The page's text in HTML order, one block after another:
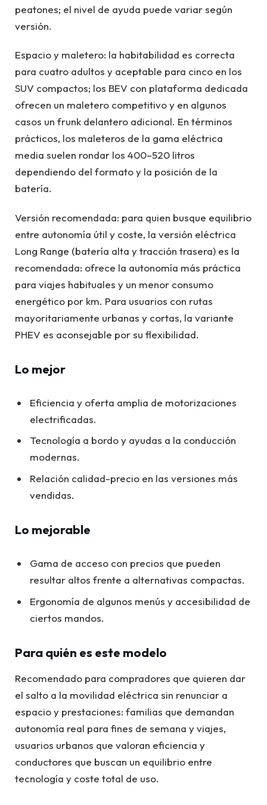
peatones; el nivel de ayuda puede variar según
versión.
Espacio y maletero: la habitabilidad es correcta
para cuatro adultos y aceptable para cinco en los
SUV compactos; los BEV con plataforma dedicada
ofrecen un maletero competitivo y en algunos
casos un frunk delantero adicional. En términos
prácticos, los maleteros de la gama eléctrica
media suelen rondar los 400–520 litros
dependiendo del formato y la posición de la
batería.
Versión recomendada: para quien busque equilibrio
entre autonomía útil y coste, la versión eléctrica
Long Range (batería alta y tracción trasera) es la
recomendada: ofrece la autonomía más práctica
para viajes habituales y un menor consumo
energético por km. Para usuarios con rutas
mayoritariamente urbanas y cortas, la variante
PHEV es aconsejable por su flexibilidad.
Lo mejor
Eficiencia y oferta amplia de motorizaciones
electrificadas.
Tecnología a bordo y ayudas a la conducción
modernas.
Relación calidad-precio en las versiones más
vendidas.
Lo mejorable
Gama de acceso con precios que pueden
resultar altos frente a alternativas compactas.
Ergonomía de algunos menús y accesibilidad de
ciertos mandos.
Para quién es este modelo
Recomendado para compradores que quieren dar
el salto a la movilidad eléctrica sin renunciar a
espacio y prestaciones: familias que demandan
autonomía real para fines de semana y viajes,
usuarios urbanos que valoran eficiencia y
conductores que buscan un equilibrio entre
tecnología y coste total de uso.